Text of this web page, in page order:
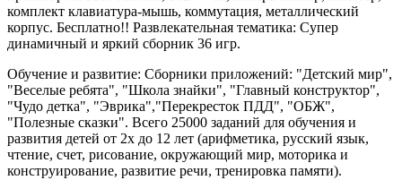
комплект клавиатура-мышь, коммутация, металлический
корпус. Бесплатно!! Развлекательная тематика: Супер
динамичный и яркий сборник 36 игр.
Обучение и развитие: Сборники приложений: "Детский мир",
"Веселые ребята", "Школа знайки", "Главный конструктор",
"Чудо детка", "Эврика","Перекресток ПДД", "ОБЖ",
"Полезные сказки". Всего 25000 заданий для обучения и
развития детей от 2х до 12 лет (арифметика, русский язык,
чтение, счет, рисование, окружающий мир, моторика и
конструирование, развитие речи, тренировка памяти).